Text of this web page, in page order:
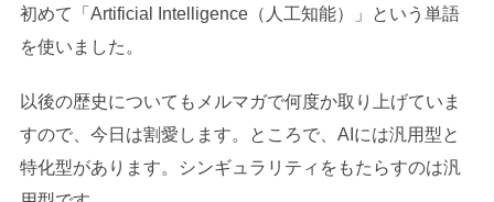
初めて「Artificial Intelligence（人工知能）」という単語
を使いました。
以後の歴史についてもメルマガで何度か取り上げていま
すので、今日は割愛します。ところで、AIには汎用型と
特化型があります。シンギュラリティをもたらすのは汎